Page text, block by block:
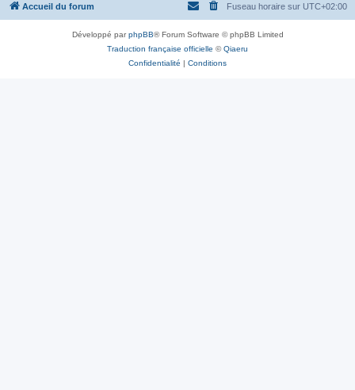
Accueil du forum Fuseau horaire sur UTC+02:00
Développé parphpBB® Forum Software © phpBB Limited
Traduction française officielle ©Qiaeru
Confidentialité | Conditions